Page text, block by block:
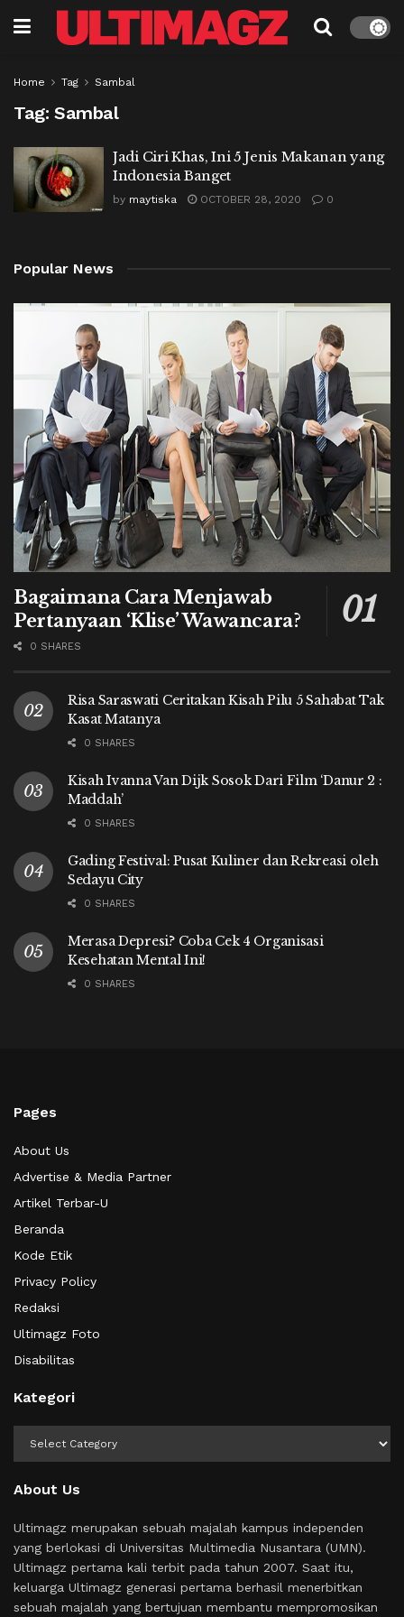
Home Tag Sambal
Tag: Sambal
Jadi Ciri Khas, Ini 5 Jenis Makanan yang
Indonesia Banget
by maytiska OCTOBER 28, 2020 0
Popular News
Bagaimana Cara Menjawab
Pertanyaan ‘Klise’ Wawancara?
0 SHARES
Risa Saraswati Ceritakan Kisah Pilu 5 Sahabat Tak
Kasat Matanya
0 SHARES
Kisah Ivanna Van Dijk Sosok Dari Film ‘Danur 2 :
Maddah’
0 SHARES
Gading Festival: Pusat Kuliner dan Rekreasi oleh
Sedayu City
0 SHARES
Merasa Depresi? Coba Cek 4 Organisasi
Kesehatan Mental Ini!
0 SHARES
Pages
About Us
Advertise & Media Partner
Artikel Terbar-U
Beranda
Kode Etik
Privacy Policy
Redaksi
Ultimagz Foto
Disabilitas
Kategori
About Us
Ultimagz merupakan sebuah majalah kampus independen
yang berlokasi di Universitas Multimedia Nusantara (UMN).
Ultimagz pertama kali terbit pada tahun 2007. Saat itu,
keluarga Ultimagz generasi pertama berhasil menerbitkan
sebuah majalah yang bertujuan membantu mempromosikan